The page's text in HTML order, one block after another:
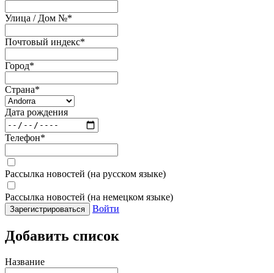
Улица / Дом №*
Почтовый индекс*
Город*
Страна*
Дата рождения
Телефон*
Рассылка новостей (на русском языке)
Рассылка новостей (на немецком языке)
Зарегистрироваться Войти
Добавить список
Название